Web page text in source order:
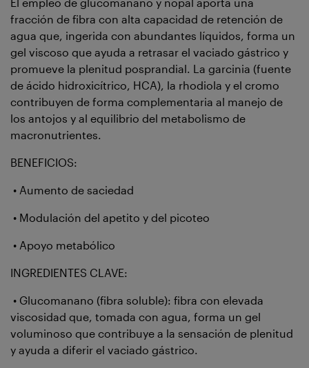
fracción de fibra con alta capacidad de retención de
agua que, ingerida con abundantes líquidos, forma un
gel viscoso que ayuda a retrasar el vaciado gástrico y
promueve la plenitud posprandial. La garcinia (fuente
de ácido hidroxicítrico, HCA), la rhodiola y el cromo
contribuyen de forma complementaria al manejo de
los antojos y al equilibrio del metabolismo de
macronutrientes.
BENEFICIOS:
• Aumento de saciedad
• Modulación del apetito y del picoteo
• Apoyo metabólico
INGREDIENTES CLAVE:
• Glucomanano (fibra soluble): fibra con elevada
viscosidad que, tomada con agua, forma un gel
voluminoso que contribuye a la sensación de plenitud
y ayuda a diferir el vaciado gástrico.